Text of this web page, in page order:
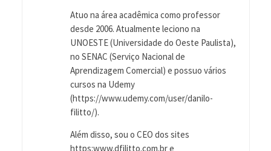
Atuo na área acadêmica como professor
desde 2006. Atualmente leciono na
UNOESTE (Universidade do Oeste Paulista),
no SENAC (Serviço Nacional de
Aprendizagem Comercial) e possuo vários
cursos na Udemy
(https://www.udemy.com/user/danilo-
filitto/).
Além disso, sou o CEO dos sites
https:www.dfilitto.com.br e